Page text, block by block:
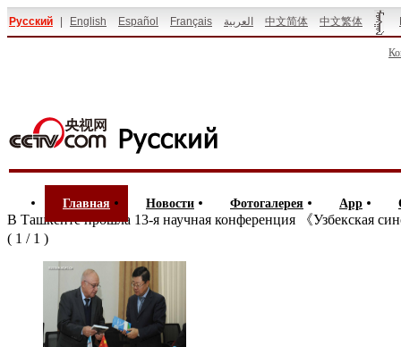
Русский English Español Français العربية 中文简体 中文繁体
Главная Новости Фотогалерея App
В Ташкенте прошла 13-я научная конференция 《Узбекская
( 1 / 1 )